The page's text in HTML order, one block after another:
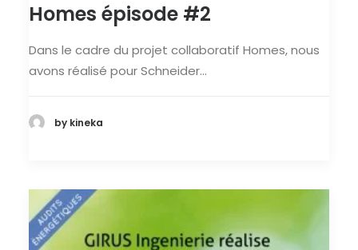
Homes épisode #2
Dans le cadre du projet collaboratif Homes, nous
avons réalisé pour Schneider…
by kineka